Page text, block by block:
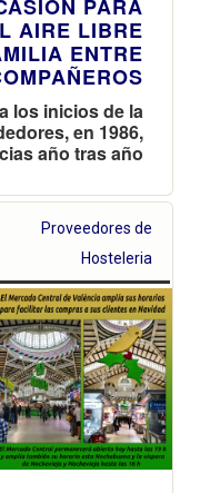
PARA
AIRE LIBRE
ENTRE
los inicios de la
en 1986,
año tras año
Proveedores de
Hosteleria